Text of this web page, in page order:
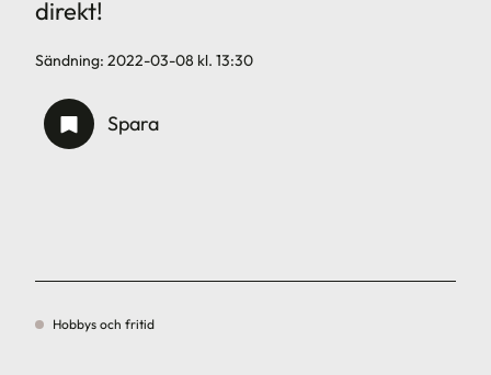
direkt!
Sändning: 2022-03-08 kl. 13:30
Spara
Hobbys och fritid